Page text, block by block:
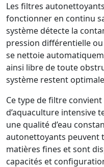
Les filtres
fonctionner en continu
système détecte la
pression différentielle
se nettoie
ainsi libre de toute
système restent
Ce type de filtre
d’aquaculture intensive
une qualité d’eau
autonettoyants peuvent
matières fines et sont
capacités et